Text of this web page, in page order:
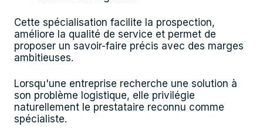
Cette spécialisation facilite la prospection,
améliore la qualité de service et permet de
proposer un savoir-faire précis avec des marges
ambitieuses.
Lorsqu'une entreprise recherche une solution à
son problème logistique, elle privilégie
naturellement le prestataire reconnu comme
spécialiste.